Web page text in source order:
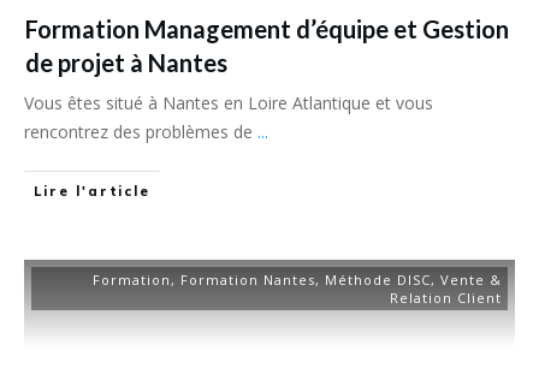
Formation Management d’équipe et Gestion
de projet à Nantes
Vous êtes situé à Nantes en Loire Atlantique et vous
rencontrez des problèmes de ...
Lire l'article
Formation, Formation Nantes, Méthode DISC, Vente &
Relation Client